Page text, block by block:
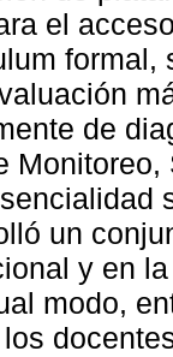
el
formal,
de
un
y en
modo,